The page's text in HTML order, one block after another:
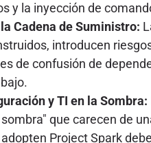
y la inyección de
Cadena de Suministro:
introducen
de confusión de
y TI en la Sombra:
que carecen de
Project Spark